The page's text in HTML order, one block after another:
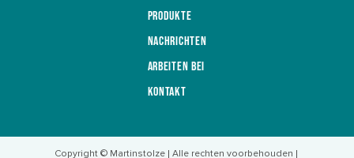
Produkte
Nachrichten
Arbeiten bei
Kontakt
Copyright © Martinstolze Alle rechten voorbehouden